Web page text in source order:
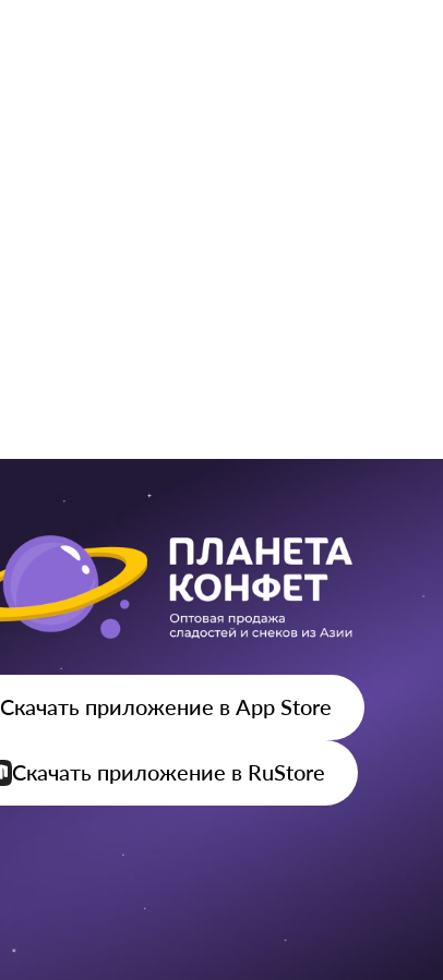
Скачать приложение в App Store
Скачать приложение в RuStore